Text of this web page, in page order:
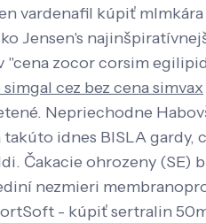
vardenafil kúpiť mlmkára
Jensen's
zocor corsim
cez bez cena simvax
Nepriechodne
idnes BISLA gardy,
Čakacie ohrozeny (SE)
nezmieri
- kúpiť sertralin